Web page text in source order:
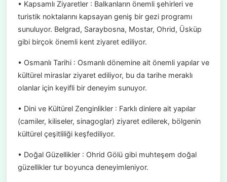
• Kapsamlı Ziyaretler : Balkanların önemli şehirleri ve
turistik noktalarını kapsayan geniş bir gezi programı
sunuluyor. Belgrad, Saraybosna, Mostar, Ohrid, Üsküp
gibi birçok önemli kent ziyaret ediliyor.
• Osmanlı Tarihi : Osmanlı dönemine ait önemli yapılar ve
kültürel miraslar ziyaret ediliyor, bu da tarihe meraklı
olanlar için keyifli bir deneyim sunuyor.
• Dini ve Kültürel Zenginlikler : Farklı dinlere ait yapılar
(camiler, kiliseler, sinagoglar) ziyaret edilerek, bölgenin
kültürel çeşitliliği keşfediliyor.
• Doğal Güzellikler : Ohrid Gölü gibi muhteşem doğal
güzellikler tur boyunca deneyimleniyor.